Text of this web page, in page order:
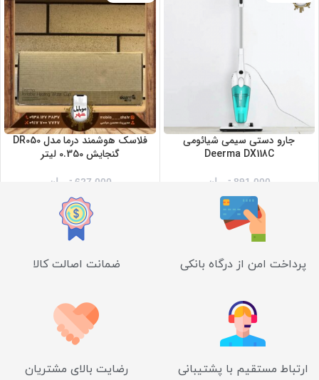
جارو دستی سیمی شیائومی
Deerma DX118C
891,000 تومان
فلاسک هوشمند درما مدل DR050
گنجایش 0.350 لیتر
627,000 تومان
پرداخت امن از درگاه بانکی ضمانت اصالت کالا
ارتباط مستقیم با پشتیبانی رضایت بالای مشتریان